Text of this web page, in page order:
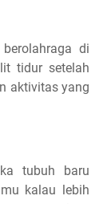
di
tidur setelah
aktivitas yang
tubuh baru
kalau lebih